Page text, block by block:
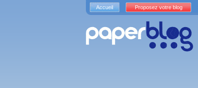
Accueil Proposez votre blog